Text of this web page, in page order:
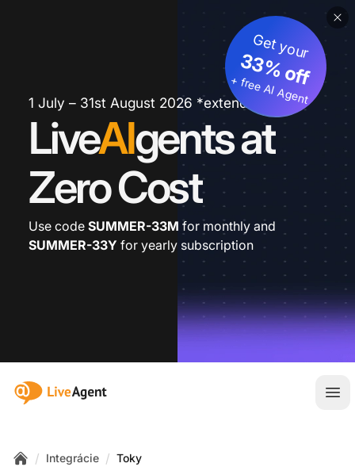
1 July – 31st August 2026 *extended
LiveAIgents at
Zero Cost
Get your
33% off
+ free AI Agent
Use code SUMMER-33M for monthly and
SUMMER-33Y for yearly subscription
:site.title
/ Integrácie / Toky